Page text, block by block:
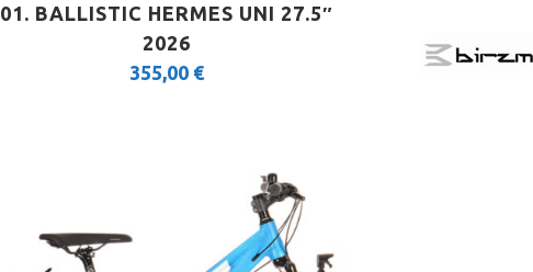
01. BALLISTIC HERMES UNI 27.5″
2026
355,00 €